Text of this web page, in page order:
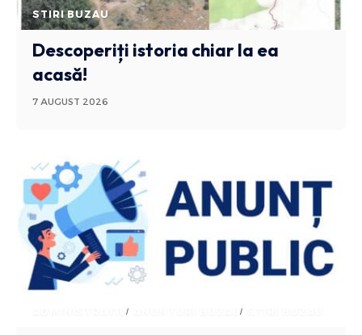
STIRI BUZAU
Descoperiți istoria chiar la ea
acasă!
7 AUGUST 2026
ADMINISTRATIV ANUNTURI BUZAU